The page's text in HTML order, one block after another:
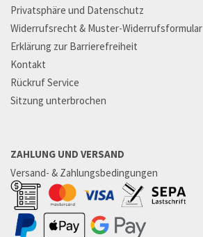
Privatsphäre und Datenschutz
Widerrufsrecht & Muster-Widerrufsformular
Erklärung zur Barrierefreiheit
Kontakt
Rückruf Service
Sitzung unterbrochen
ZAHLUNG UND VERSAND
Versand- & Zahlungsbedingungen